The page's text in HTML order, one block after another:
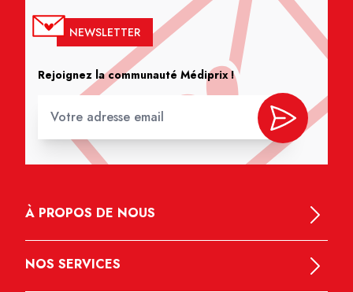
NEWSLETTER
Rejoignez la communauté Médiprix !
À PROPOS DE NOUS
NOS SERVICES